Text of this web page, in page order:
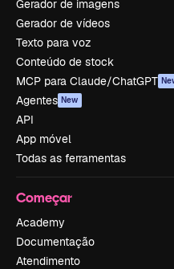
Gerador de imagens
Gerador de vídeos
Texto para voz
Conteúdo de stock
MCP para Claude/ChatGPT
Agentes New
API
App móvel
Todas as ferramentas
Começar
Academy
Documentação
Atendimento